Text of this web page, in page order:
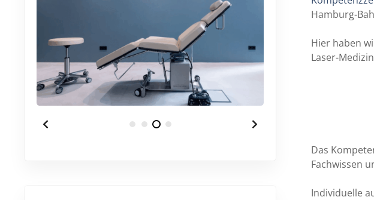
Hamburg-
Hier haben
Laser-
Das
Fachwissen
Individuelle